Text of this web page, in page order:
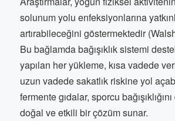
solunum yolu enfeksiyonlarına
artırabileceğini göstermektedir
Bu bağlamda bağışıklık sistemi
yapılan her yükleme, kısa vadede
uzun vadede sakatlık riskine yol
fermente gıdalar, sporcu
doğal ve etkili bir çözüm sunar.